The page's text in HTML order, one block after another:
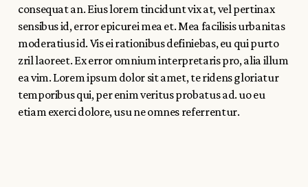
consequat an. Eius lorem tincidunt vix at, vel pertinax
sensibus id, error epicurei mea et. Mea facilisis urbanitas
moderatius id. Vis ei rationibus definiebas, eu qui purto
zril laoreet. Ex error omnium interpretaris pro, alia illum
ea vim. Lorem ipsum dolor sit amet, te ridens gloriatur
temporibus qui, per enim veritus probatus ad. uo eu
etiam exerci dolore, usu ne omnes referrentur.